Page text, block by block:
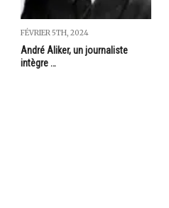
FÉVRIER 5TH, 2024
André Aliker, un journaliste
intègre …